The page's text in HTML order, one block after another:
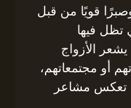
قويًا من قبل
تظل فيها
الأزواج
أو مجتمعاتهم،
تعكس مشاعر